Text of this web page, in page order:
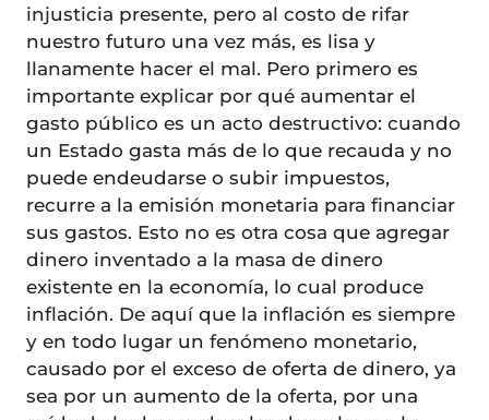
injusticia presente, pero al costo de rifar
nuestro futuro una vez más, es lisa y
llanamente hacer el mal. Pero primero es
importante explicar por qué aumentar el
gasto público es un acto destructivo: cuando
un Estado gasta más de lo que recauda y no
puede endeudarse o subir impuestos,
recurre a la emisión monetaria para financiar
sus gastos. Esto no es otra cosa que agregar
dinero inventado a la masa de dinero
existente en la economía, lo cual produce
inflación. De aquí que la inflación es siempre
y en todo lugar un fenómeno monetario,
causado por el exceso de oferta de dinero, ya
sea por un aumento de la oferta, por una